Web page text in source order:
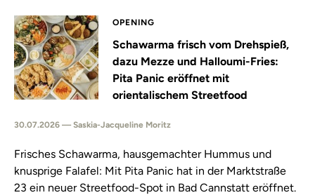
OPENING
Schawarma frisch vom Drehspieß,
dazu Mezze und Halloumi-Fries:
Pita Panic eröffnet mit
orientalischem Streetfood
30.07.2026 — Saskia-Jacqueline Moritz
Frisches Schawarma, hausgemachter Hummus und
knusprige Falafel: Mit Pita Panic hat in der Marktstraße
23 ein neuer Streetfood-Spot in Bad Cannstatt eröffnet.